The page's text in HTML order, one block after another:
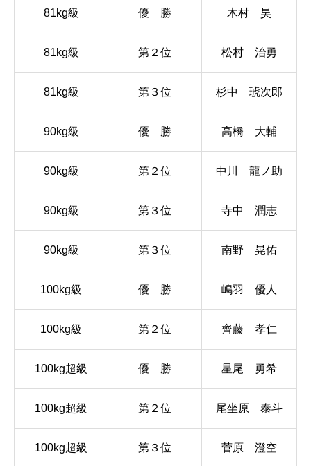
81kg級 優 勝 木村 昊
81kg級 第２位 松村 治勇
81kg級 第３位 杉中 琥次郎
90kg級 優 勝 高橋 大輔
90kg級 第２位 中川 龍ノ助
90kg級 第３位 寺中 潤志
90kg級 第３位 南野 晃佑
100kg級 優 勝 嶋羽 優人
100kg級 第２位 齊藤 孝仁
100kg超級 優 勝 星尾 勇希
100kg超級 第２位 尾坐原 泰斗
100kg超級 第３位 菅原 澄空